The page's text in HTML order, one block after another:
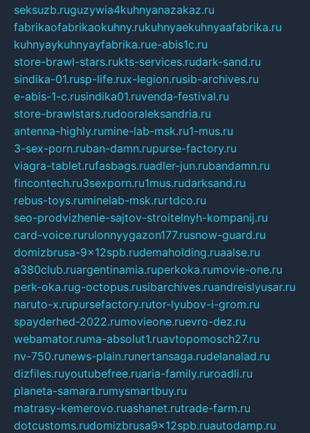
seksuzb.ruguzywia4kuhnyanazakaz.ru
fabrikaofabrikaokuhny.rukuhnyaekuhnyaafabrika.ru
kuhnyaykuhnyayfabrika.rue-abis1c.ru
store-brawl-stars.rukts-services.rudark-sand.ru
sindika-01.rusp-life.rux-legion.rusib-archives.ru
e-abis-1-c.rusindika01.ruvenda-festival.ru
store-brawlstars.rudooraleksandria.ru
antenna-highly.rumine-lab-msk.ru1-mus.ru
3-sex-porn.ruban-damn.rupurse-factory.ru
viagra-tablet.rufasbags.ruadler-jun.rubandamn.ru
fincontech.ru3sexporn.ru1mus.rudarksand.ru
rebus-toys.ruminelab-msk.rurtdco.ru
seo-prodvizhenie-sajtov-stroitelnyh-kompanij.ru
card-voice.rurulonnyygazon177.rusnow-guard.ru
domizbrusa-9x12spb.rudemaholding.ruaalse.ru
a380club.ruargentinamia.ruperkoka.rumovie-one.ru
perk-oka.rug-octopus.rusibarchives.ruandreislyusar.ru
naruto-x.rupursefactory.rutor-lyubov-i-grom.ru
spayderhed-2022.rumovieone.ruevro-dez.ru
webamator.ruma-absolut1.ruavtopomosch27.ru
nv-750.runews-plain.runertansaga.rudelanalad.ru
dizfiles.ruyoutubefree.ruaria-family.ruroadli.ru
planeta-samara.rumysmartbuy.ru
matrasy-kemerovo.ruashanet.rutrade-farm.ru
dotcustoms.rudomizbrusa9x12spb.ruautodamp.ru